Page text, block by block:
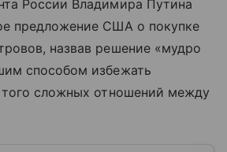
России Владимира Путина
предложение США о покупке
назвав решение «мудро
способом избежать
того сложных отношений между